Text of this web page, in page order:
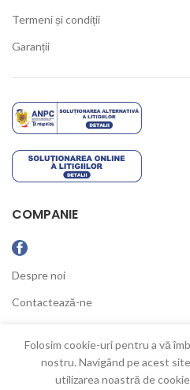
Termeni și condiții
Garanții
COMPANIE
Despre noi
Contactează-ne
Folosim cookie-uri pentru a vă
nostru. Navigând pe acest
utilizarea noastră de